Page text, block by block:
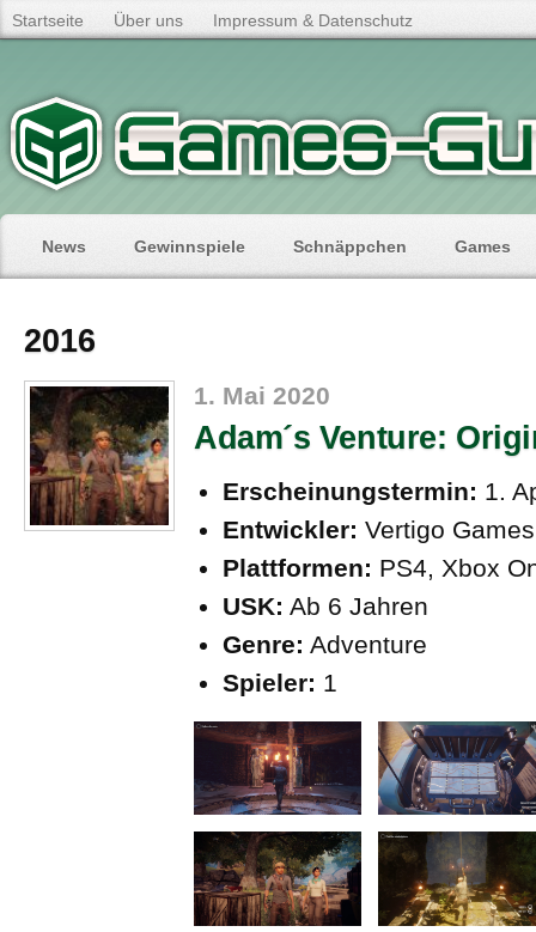
Startseite Über uns Impressum & Datenschutz
News Gewinnspiele Schnäppchen Games
2016
1. Mai 2020
Adam´s Venture:
Erscheinungstermin: 1.
Entwickler: Vertigo
Plattformen: PS4, Xbox
USK: Ab 6 Jahren
Genre: Adventure
Spieler: 1